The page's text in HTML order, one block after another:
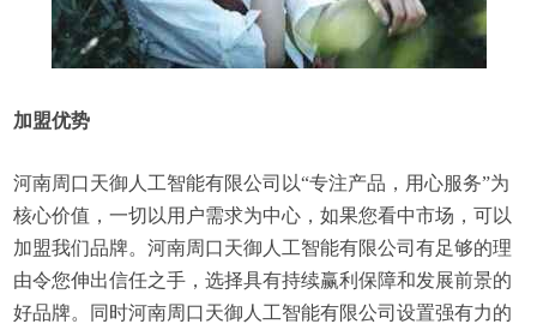
加盟优势
河南周口天御人工智能有限公司以“专注产品，用心服务”为
核心价值，一切以用户需求为中心，如果您看中市场，可以
加盟我们品牌。河南周口天御人工智能有限公司有足够的理
由令您伸出信任之手，选择具有持续赢利保障和发展前景的
好品牌。同时河南周口天御人工智能有限公司设置强有力的